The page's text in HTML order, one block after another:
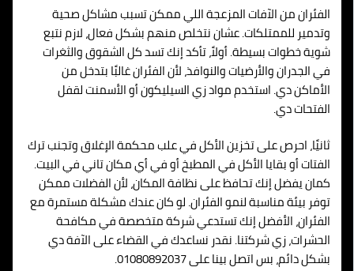
الفئران من الآفات المزعجة اللي ممكن تسبب مشاكل صحية
وتدمير للممتلكات. عشان نتخلص منهم بشكل فعال، لازم نتبع
شوية خطوات بسيطة. أولاً، تأكد إنك تسد كل الشقوق والثغرات
في الجدران والأرضيات والنوافذ، لأن الفئران غالبًا بتدخل من
الأماكن دي. استخدم مواد زي السيليكون أو الأسمنت لقفل
الفتحات دي.
ثانيًا، احرص على تخزين الأكل في علب محكمة الإغلاق وتجنب ترك
الفتات أو بقايا الأكل في المطبخ أو في أي مكان تاني في البيت.
كمان يفضل إنك تحافظ على نظافة المكان، لأن الفضلات ممكن
توفر بيئة مناسبة لنمو الفئران. لو كان عندك مشكلة مستمرة مع
الفئران، الأفضل إنك تستدعي شركة متخصصة في مكافحة
الحشرات، زي شركتنا. نقدر نساعدك في القضاء على الآفة دي
بشكل دائم، بس اتصل بينا على 01080892037.